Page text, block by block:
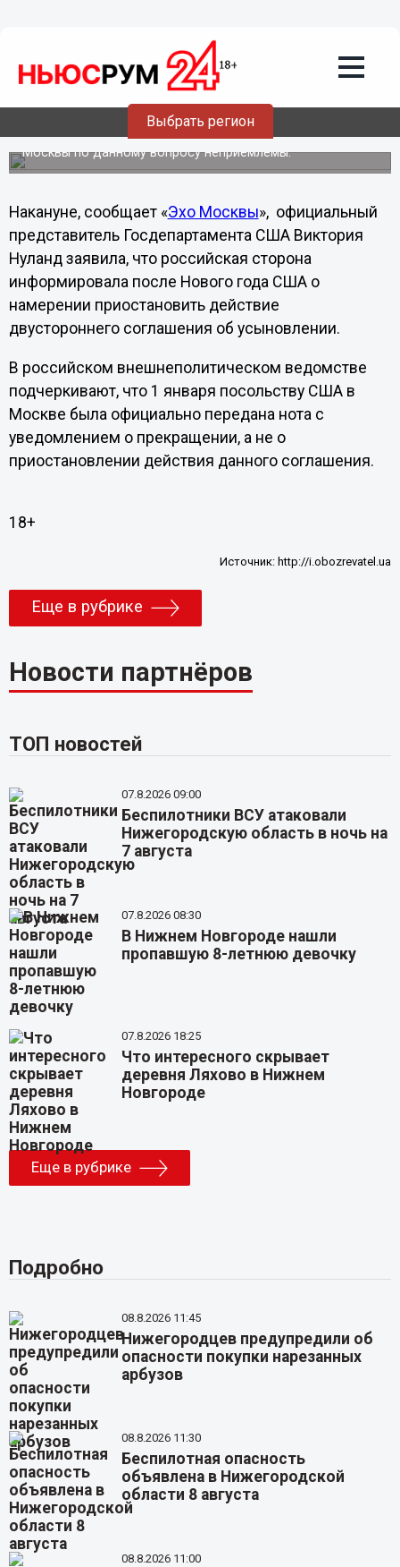
Выбрать регион
09.01.201322:30
Усыновления в США больше нет
МИД России заявил, что попытки исказить суть позиции
Москвы по данному вопросу неприемлемы.
Накануне, сообщает «Эхо Москвы», официальный
представитель Госдепартамента США Виктория
Нуланд заявила, что российская сторона
информировала после Нового года США о
намерении приостановить действие
двустороннего соглашения об усыновлении.
В российском внешнеполитическом ведомстве
подчеркивают, что 1 января посольству США в
Москве была официально передана нота с
уведомлением о прекращении, а не о
приостановлении действия данного соглашения.
18+
Источник: http://i.obozrevatel.ua
Еще в рубрике
Новости партнёров
ТОП новостей
07.8.2026 09:00
Беспилотники ВСУ атаковали
Нижегородскую область в ночь на
7 августа
07.8.2026 08:30
В Нижнем Новгороде нашли
пропавшую 8-летнюю девочку
07.8.2026 18:25
Что интересного скрывает
деревня Ляхово в Нижнем
Новгороде
Еще в рубрике
Подробно
08.8.2026 11:45
Нижегородцев предупредили об
опасности покупки нарезанных
арбузов
08.8.2026 11:30
Беспилотная опасность
объявлена в Нижегородской
области 8 августа
08.8.2026 11:00